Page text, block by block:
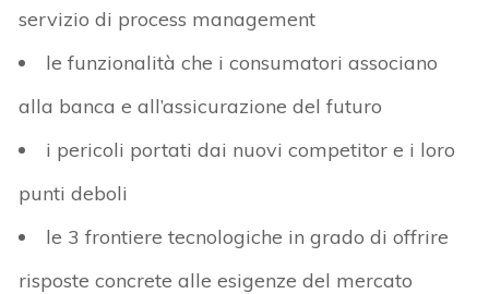
servizio di process management
le funzionalità che i consumatori associano
alla banca e all’assicurazione del futuro
i pericoli portati dai nuovi competitor e i loro
punti deboli
le 3 frontiere tecnologiche in grado di offrire
risposte concrete alle esigenze del mercato